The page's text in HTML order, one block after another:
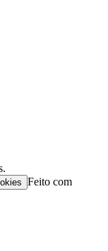
Feito com